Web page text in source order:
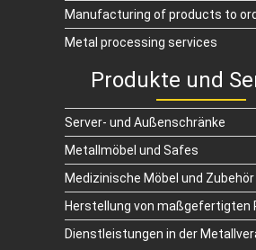
Manufacturing of products to
Metal processing services
Produkte und
Server- und Außenschränke
Metallmöbel und Safes
Medizinische Möbel und Zubehör
Herstellung von maßgefertigten
Dienstleistungen in der